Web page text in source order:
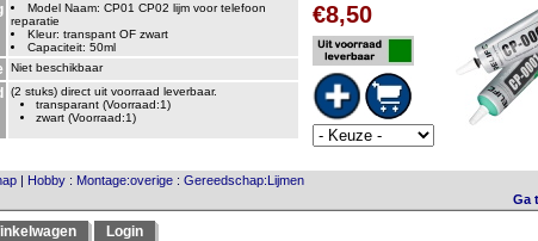
Model Naam: CP01 CP02 lijm voor telefoon
reparatie
Kleur: transpant OF zwart
Capaciteit: 50ml
Niet beschikbaar
(2 stuks) direct uit voorraad leverbaar.
transparant (Voorraad:1)
zwart (Voorraad:1)
€8,50
| Hobby : Montage:overige : Gereedschap:Lijmen
Ga
Login